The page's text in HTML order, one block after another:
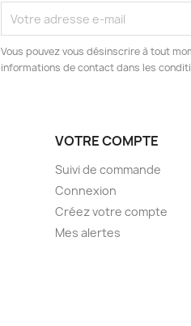
Vous pouvez vous désinscrire à tout
informations de contact dans les
VOTRE COMPTE
Suivi de commande
Connexion
Créez votre compte
Mes alertes